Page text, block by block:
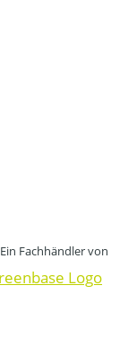
Ein Fachhändler von